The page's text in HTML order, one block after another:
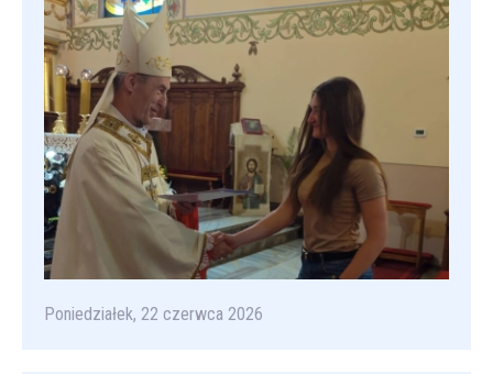
Poniedziałek, 22 czerwca 2026